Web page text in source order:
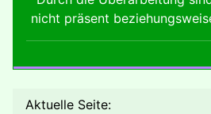
nicht präsent
Aktuelle Seite: